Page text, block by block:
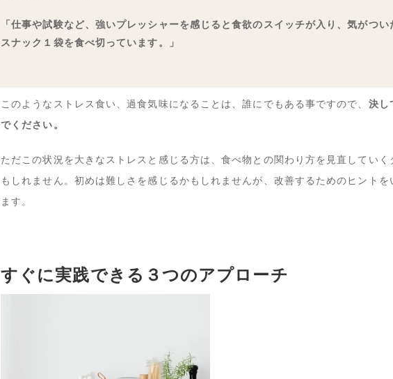
「仕事や試験など、強いプレッシャーを感じると食欲のスイッチが入り、気がつい
スナック１袋を食べ切っています。」
このようなストレス食い、過食気味になることは、誰にでもある事ですので、 決し
でください。
ただこの状況を大きなストレスと感じる方は、食べ物との関わり方を見直していく
もしれません。初めは難しさを感じるかもしれませんが、改善するためのヒントを
ます。
すぐに実践できる３つのアプローチ